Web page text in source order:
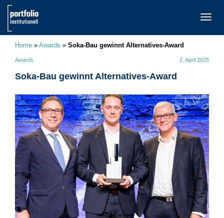
Home » Awards » Soka-Bau gewinnt Alternatives-Award
Awards 2. April 2025
Soka-Bau gewinnt Alternatives-Award